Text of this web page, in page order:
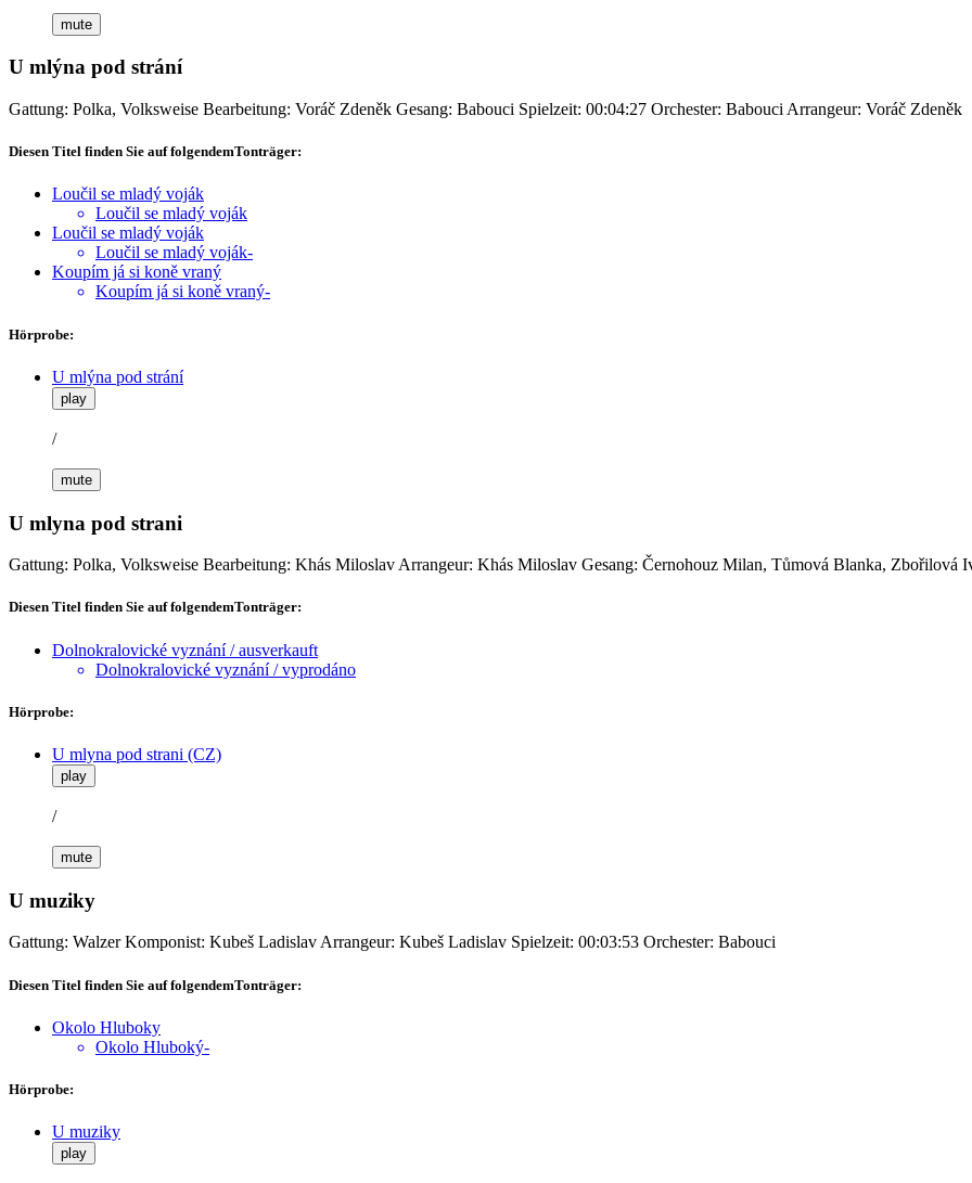
mute
U mlýna pod strání
Gattung: Polka, Volksweise Bearbeitung: Voráč Zdeněk Gesang: Babouci Spielzeit: 00:04:27 Orchester: Babouci Arrangeur: Voráč Zdeněk
Diesen Titel finden Sie auf folgendemTonträger:
Loučil se mladý voják
Loučil se mladý voják
Loučil se mladý voják
Loučil se mladý voják-
Koupím já si koně vraný
Koupím já si koně vraný-
Hörprobe:
U mlýna pod strání
play
/
mute
U mlyna pod strani
Gattung: Polka, Volksweise Bearbeitung: Khás Miloslav Arrangeur: Khás Miloslav Gesang: Černohouz Milan, Tůmová Blanka, Zbořilová
Diesen Titel finden Sie auf folgendemTonträger:
Dolnokralovické vyznání / ausverkauft
Dolnokralovické vyznání / vyprodáno
Hörprobe:
U mlyna pod strani (CZ)
play
/
mute
U muziky
Gattung: Walzer Komponist: Kubeš Ladislav Arrangeur: Kubeš Ladislav Spielzeit: 00:03:53 Orchester: Babouci
Diesen Titel finden Sie auf folgendemTonträger:
Okolo Hluboky
Okolo Hluboký-
Hörprobe:
U muziky
play